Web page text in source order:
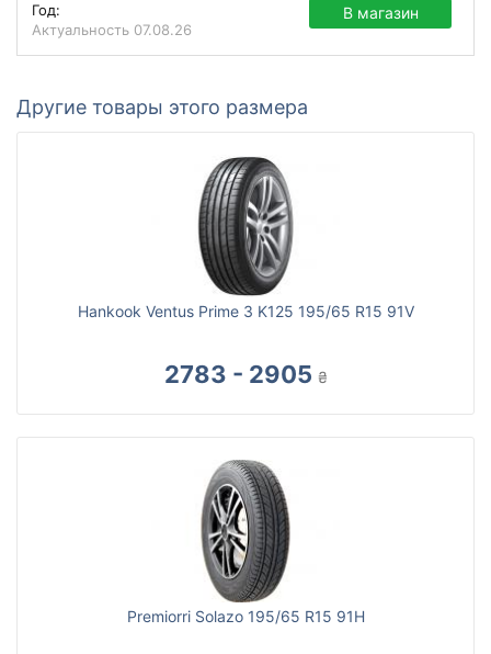
Год:
Актуальность 07.08.26
В магазин
Другие товары этого размера
Hankook Ventus Prime 3 K125 195/65 R15 91V
2783 - 2905 ₴
Premiorri Solazo 195/65 R15 91H